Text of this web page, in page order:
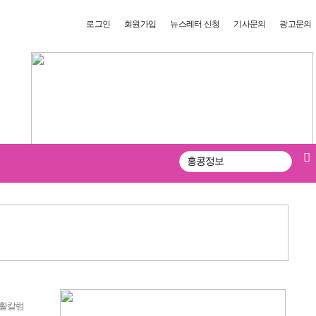
로그인 회원가입 뉴스레터 신청 기사문의 광고문의
검
칼럼